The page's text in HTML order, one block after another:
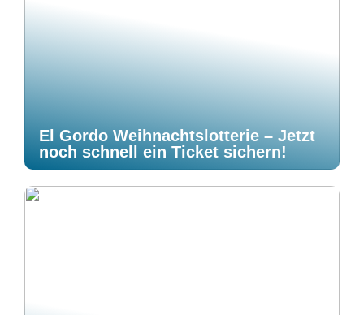
El Gordo Weihnachtslotterie – Jetzt
noch schnell ein Ticket sichern!